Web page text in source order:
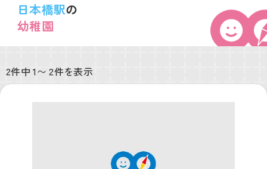
日本橋駅の
幼稚園
2件中 1〜 2件を表示